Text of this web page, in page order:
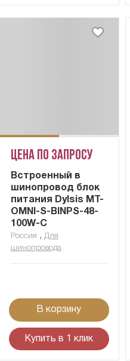
Цена по запросу
Встроенный в
шинопровод блок
питания Dylsis MT-
OMNI-S-BINPS-48-
100W-C
Россия , Для
шинопровода
В корзину
Купить в 1 клик